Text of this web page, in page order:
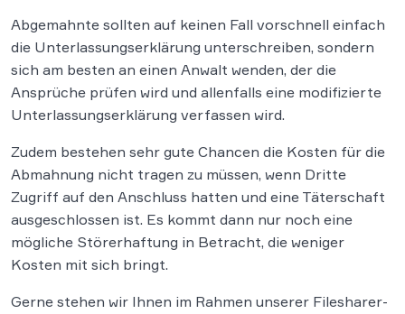
Abgemahnte sollten auf keinen Fall vorschnell einfach
die Unterlassungserklärung unterschreiben, sondern
sich am besten an einen Anwalt wenden, der die
Ansprüche prüfen wird und allenfalls eine modifizierte
Unterlassungserklärung verfassen wird.
Zudem bestehen sehr gute Chancen die Kosten für die
Abmahnung nicht tragen zu müssen, wenn Dritte
Zugriff auf den Anschluss hatten und eine Täterschaft
ausgeschlossen ist. Es kommt dann nur noch eine
mögliche Störerhaftung in Betracht, die weniger
Kosten mit sich bringt.
Gerne stehen wir Ihnen im Rahmen unserer Filesharer-